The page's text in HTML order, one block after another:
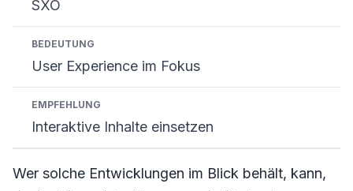
SXO
User Experience im Fokus
Interaktive Inhalte einsetzen
Wer solche Entwicklungen im Blick behält, kann,